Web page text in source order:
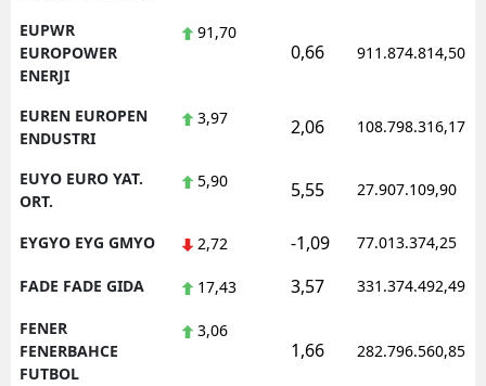
EUPWR
EUROPOWER
ENERJI
91,70
0,66 911.874.814,50
EUREN EUROPEN
ENDUSTRI
3,97 2,06 108.798.316,17
EUYO EURO YAT.
ORT.
5,90 5,55 27.907.109,90
EYGYO EYG GMYO 2,72 -1,09 77.013.374,25
FADE FADE GIDA 17,43 3,57 331.374.492,49
FENER
FENERBAHCE
FUTBOL
3,06
1,66 282.796.560,85